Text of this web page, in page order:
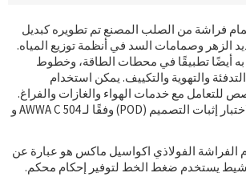
فراشة من الصلب المصنع تم تطويره كبديل
الزهر وصمامات السد في أنظمة توزيع المياه.
به أيضًا تطبيقًا في محطات الطاقة، وخطوط
والتهوية والتكييف. يمكن استخدام
مع خدمات الهواء والغازات والفراغ.
يخضع الصمام بنجاح لاختبار إثبات التصميم (POD) وفقًا لـ AWWA C 504 و
الفراشة الفولاذي اكواسيل ماكس هو عبارة عن
يستخدم ضغط الخط لتوفير إحكام محكم.